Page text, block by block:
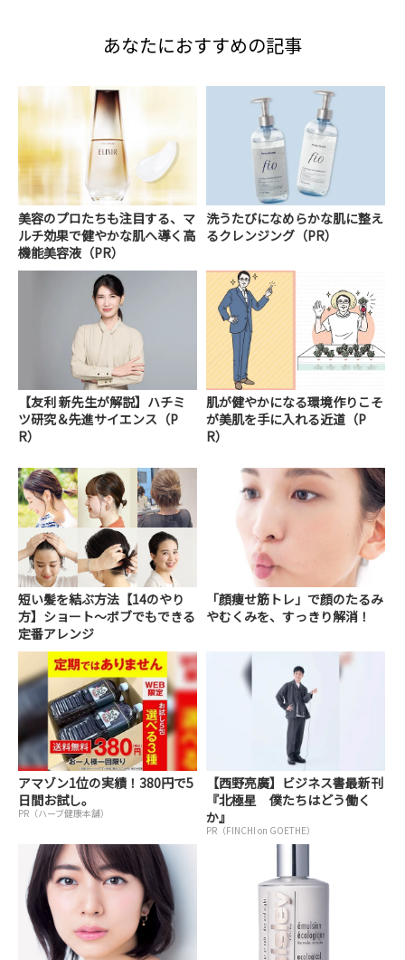
あなたにおすすめの記事
美容のプロたちも注目する、マ
ルチ効果で健やかな肌へ導く高
機能美容液（PR）
洗うたびになめらかな肌に整え
るクレンジング（PR）
【友利 新先生が解説】ハチミ
ツ研究＆先進サイエンス（P
R）
肌が健やかになる環境作りこそ
が美肌を手に入れる近道（P
R）
短い髪を結ぶ方法【14のやり
方】ショート～ボブでもできる
定番アレンジ
「顔痩せ筋トレ」で顔のたるみ
やむくみを、すっきり解消！
アマゾン1位の実績！380円で5
日間お試し。
PR（ハーブ健康本舗）
【西野亮廣】ビジネス書最新刊
『北極星 僕たちはどう働く
か』
PR（FINCHI on GOETHE）